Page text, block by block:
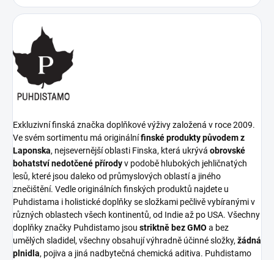
Exkluzivní finská značka doplňkové výživy založená v roce 2009.
Ve svém sortimentu má originálnífinské produkty původem z
Laponska, nejsevernější oblasti Finska, která ukrývá obrovské
bohatství nedotčené přírodyv podobě hlubokých jehličnatých
lesů, které jsou daleko od průmyslových oblastí a jiného
znečištění. Vedle originálních finských produktů najdete u
Puhdistama i holistické doplňky se složkami pečlivě vybíranými v
různých oblastech všech kontinentů, od Indie až po USA. Všechny
doplňky značky Puhdistamo jsou striktně bez GMO a bez
umělých sladidel, všechny obsahují výhradně účinné složky, žádná
plnidla, pojiva a jiná nadbytečná chemická aditiva. Puhdistamo